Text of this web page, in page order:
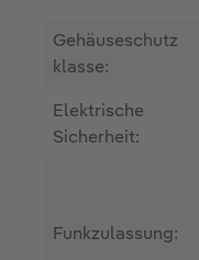
Gehäuseschutz
klasse:
Elektrische
Sicherheit:
Funkzulassung: